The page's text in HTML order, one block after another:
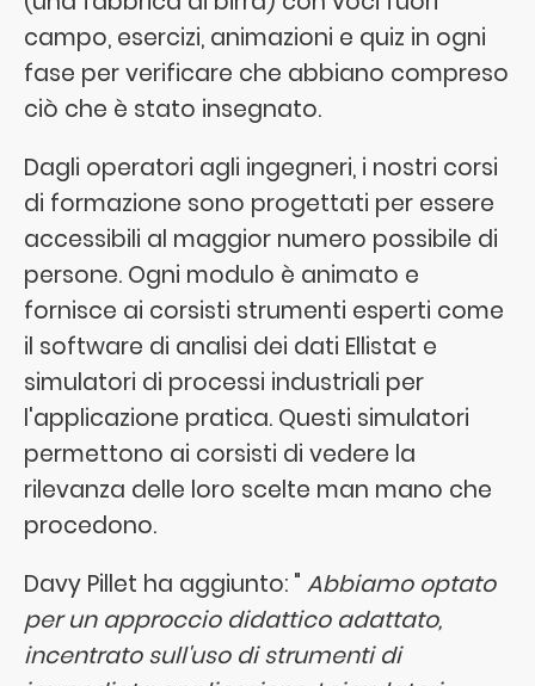
campo, esercizi, animazioni e quiz in ogni
fase per verificare che abbiano compreso
ciò che è stato insegnato.
Dagli operatori agli ingegneri, i nostri corsi
di formazione sono progettati per essere
accessibili al maggior numero possibile di
persone. Ogni modulo è animato e
fornisce ai corsisti strumenti esperti come
il software di analisi dei dati Ellistat e
simulatori di processi industriali per
l'applicazione pratica. Questi simulatori
permettono ai corsisti di vedere la
rilevanza delle loro scelte man mano che
procedono.
Davy Pillet ha aggiunto: " Abbiamo optato
per un approccio didattico adattato,
incentrato sull'uso di strumenti di